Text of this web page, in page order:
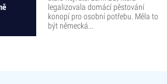
legalizovala domácí pěstování
konopí pro osobní potřebu. Měla to
být německá...